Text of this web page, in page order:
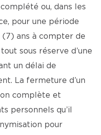
ou, dans les
pour une période
(7) ans à compter de
sous réserve d’une
un délai de
La fermeture d’un
complète et
personnels qu’il
pour